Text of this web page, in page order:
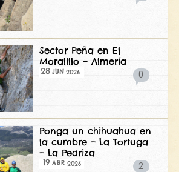
Sector Peña en El
Moralillo – Almería
28 JUN 2026 0
Ponga un chihuahua en
la cumbre – La Tortuga
– La Pedriza
19 ABR 2026 2